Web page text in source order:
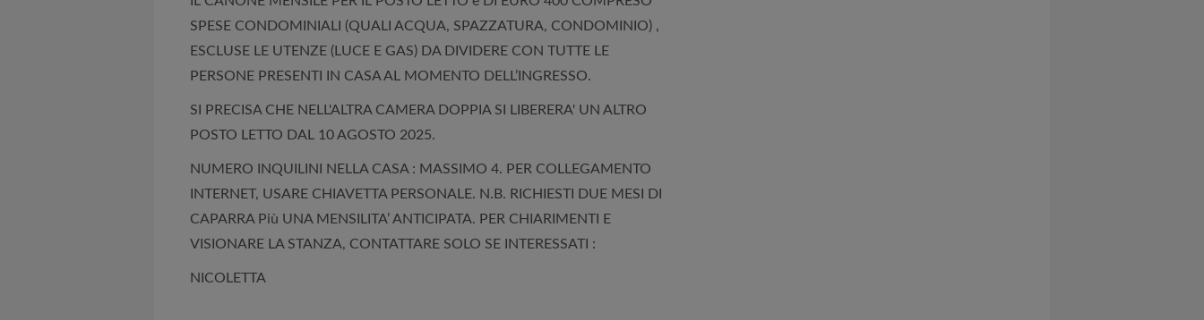
SPESE CONDOMINIALI (QUALI ACQUA, SPAZZATURA, CONDOMINIO) ,
ESCLUSE LE UTENZE (LUCE E GAS) DA DIVIDERE CON TUTTE LE
PERSONE PRESENTI IN CASA AL MOMENTO DELL’INGRESSO.
SI PRECISA CHE NELL'ALTRA CAMERA DOPPIA SI LIBERERA' UN ALTRO
POSTO LETTO DAL 10 AGOSTO 2025.
NUMERO INQUILINI NELLA CASA : MASSIMO 4. PER COLLEGAMENTO
INTERNET, USARE CHIAVETTA PERSONALE. N.B. RICHIESTI DUE MESI DI
CAPARRA Più UNA MENSILITA’ ANTICIPATA. PER CHIARIMENTI E
VISIONARE LA STANZA, CONTATTARE SOLO SE INTERESSATI :
NICOLETTA